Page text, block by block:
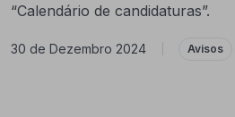
“Calendário de candidaturas”.
30 de Dezembro 2024 Avisos